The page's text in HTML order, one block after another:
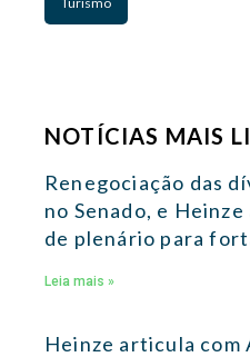
NOTÍCIAS MAIS
Renegociação das
no Senado, e
de plenário para
Leia mais »
Heinze articula com